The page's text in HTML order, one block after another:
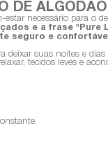
DE
necessário para o
e a frase "Pure
seguro e
deixar suas noites e
tecidos leves e